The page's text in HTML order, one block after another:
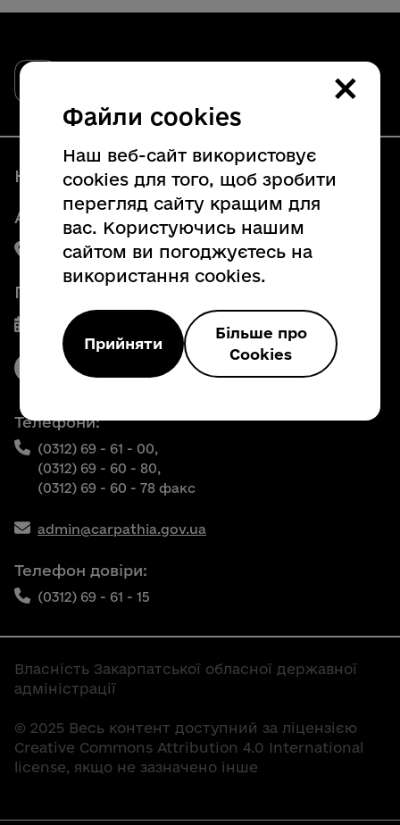
Офіційний вебсайт
Наші контакти
Адреса:
88008, м. Ужгород, пл. Народна, 4
Графік роботи
Пн. - Пт. з 8:00 до 17:00
Телефони:
(0312) 69 - 61 - 00,
(0312) 69 - 60 - 80,
(0312) 69 - 60 - 78 факс
admin@carpathia.gov.ua
Телефон довіри:
(0312) 69 - 61 - 15
Власність Закарпатської обласної державної
адміністрації
© 2025 Весь контент доступний за ліцензією
Creative Commons Attribution 4.0 International
license, якщо не зазначено інше
×
Файли cookies
Наш веб-сайт використовує
cookies для того, щоб зробити
перегляд сайту кращим для
вас. Користуючись нашим
сайтом ви погоджуєтесь на
використання cookies.
Прийняти
Більше про
Cookies